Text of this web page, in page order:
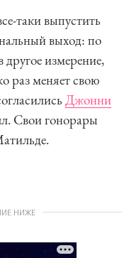
таки выпустить
выход: по
измерение,
раз меняет свою
Джонни
Свои гонорары
НИЖЕ